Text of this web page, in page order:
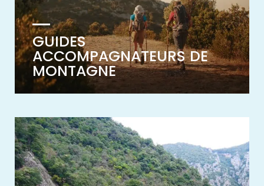
GUIDES
ACCOMPAGNATEURS DE
MONTAGNE